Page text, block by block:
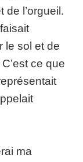
de l’orgueil.
le sol et de
ce que
ma